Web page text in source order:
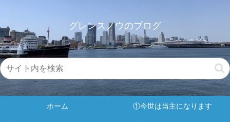
グレンスノウのブログ
ホーム ①今世は当主になります